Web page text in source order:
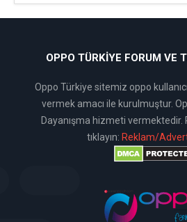
OPPO TÜRKIYE FORUM VE
Oppo Türkiye sitemiz oppo
vermek amacı ile kurulmuştur.
Dayanışma hizmeti vermektedir.
tıklayın: Reklam/